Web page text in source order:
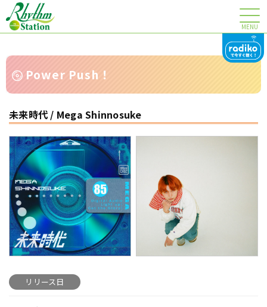
MENU
Power Push！
未来時代 / Mega Shinnosuke
リリース日